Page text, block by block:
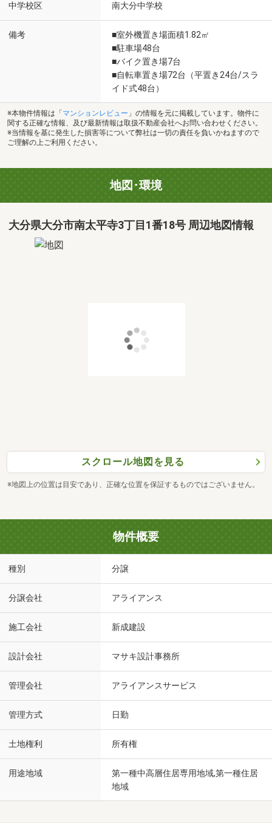
中学校区 南大分中学校
備考
■室外機置き場面積1.82㎡
■駐車場48台
■バイク置き場7台
■自転車置き場72台（平置き24台/スラ
イド式48台）
※本物件情報は「 マンションレビュー 」の情報を元に掲載しています。物件に
関する正確な情報、及び最新情報は取扱不動産会社へお問い合わせください。
※当情報を基に発生した損害等について弊社は一切の責任を負いかねますので
ご理解の上ご利用ください。
地図･環境
大分県大分市南太平寺3丁目1番18号 周辺地図情報
スクロール地図を見る
※地図上の位置は目安であり、正確な位置を保証するものではございません。
物件概要
種別 分譲
分譲会社 アライアンス
施工会社 新成建設
設計会社 マサキ設計事務所
管理会社 アライアンスサービス
管理方式 日勤
土地権利 所有権
用途地域
第一種中高層住居専用地域,第一種住居
地域